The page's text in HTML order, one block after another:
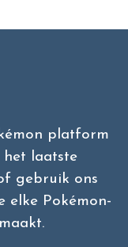
platform
het laatste
gebruik ons
elke Pokémon-